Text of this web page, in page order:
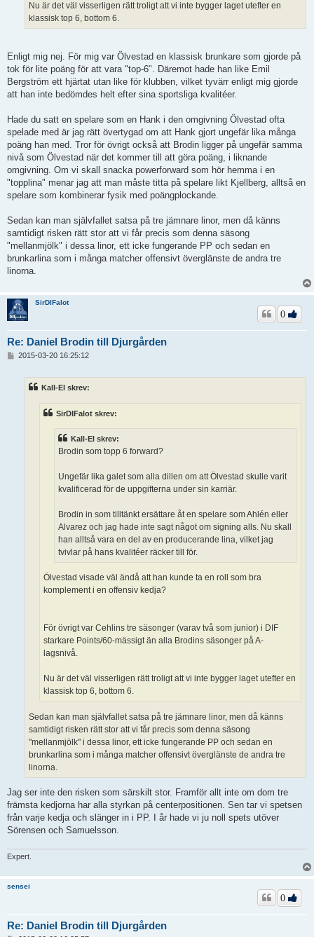
Nu är det väl visserligen rätt troligt att vi inte bygger laget utefter en
klassisk top 6, bottom 6.
Enligt mig nej. För mig var Ölvestad en klassisk brunkare som gjorde på
tok för lite poäng för att vara "top-6". Däremot hade han like Emil
Bergström ett hjärtat utan like för klubben, vilket tyvärr enligt mig gjorde
att han inte bedömdes helt efter sina sportsliga kvalitéer.
Hade du satt en spelare som en Hank i den omgivning Ölvestad ofta
spelade med är jag rätt övertygad om att Hank gjort ungefär lika många
poäng han med. Tror för övrigt också att Brodin ligger på ungefär samma
nivå som Ölvestad när det kommer till att göra poäng, i liknande
omgivning. Om vi skall snacka powerforward som hör hemma i en
"topplina" menar jag att man måste titta på spelare likt Kjellberg, alltså en
spelare som kombinerar fysik med poängplockande.
Sedan kan man självfallet satsa på tre jämnare linor, men då känns
samtidigt risken rätt stor att vi får precis som denna säsong
"mellanmjölk" i dessa linor, ett icke fungerande PP och sedan en
brunkarlina som i många matcher offensivt överglänste de andra tre
linorna.
SirDIFalot
Re: Daniel Brodin till Djurgården
0
2015-03-20 16:25:12
Kall-El skrev:
SirDIFalot skrev:
Kall-El skrev:
Brodin som topp 6 forward?
Ungefär lika galet som alla dillen om att Ölvestad skulle varit
kvalificerad för de uppgifterna under sin karriär.
Brodin in som tilltänkt ersättare åt en spelare som Ahlén eller
Alvarez och jag hade inte sagt något om signing alls. Nu skall
han alltså vara en del av en producerande lina, vilket jag
tvivlar på hans kvalitéer räcker till för.
Ölvestad visade väl ändå att han kunde ta en roll som bra
komplement i en offensiv kedja?
För övrigt var Cehlins tre säsonger (varav två som junior) i DIF
starkare Points/60-mässigt än alla Brodins säsonger på A-
lagsnivå.
Nu är det väl visserligen rätt troligt att vi inte bygger laget utefter en
klassisk top 6, bottom 6.
Sedan kan man självfallet satsa på tre jämnare linor, men då känns
samtidigt risken rätt stor att vi får precis som denna säsong
"mellanmjölk" i dessa linor, ett icke fungerande PP och sedan en
brunkarlina som i många matcher offensivt överglänste de andra tre
linorna.
Jag ser inte den risken som särskilt stor. Framför allt inte om dom tre
främsta kedjorna har alla styrkan på centerpositionen. Sen tar vi spetsen
från varje kedja och slänger in i PP. I år hade vi ju noll spets utöver
Sörensen och Samuelsson.
Expert.
sensei
Re: Daniel Brodin till Djurgården
0